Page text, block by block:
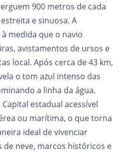
900 metros de cada
e sinuosa. A
medida que o navio
avistamentos de ursos e
local. Após cerca de 43 km,
o tom azul intenso das
a linha da água.
Capital estadual acessível
ou marítima, o que torna
ideal de vivenciar
neve, marcos históricos e